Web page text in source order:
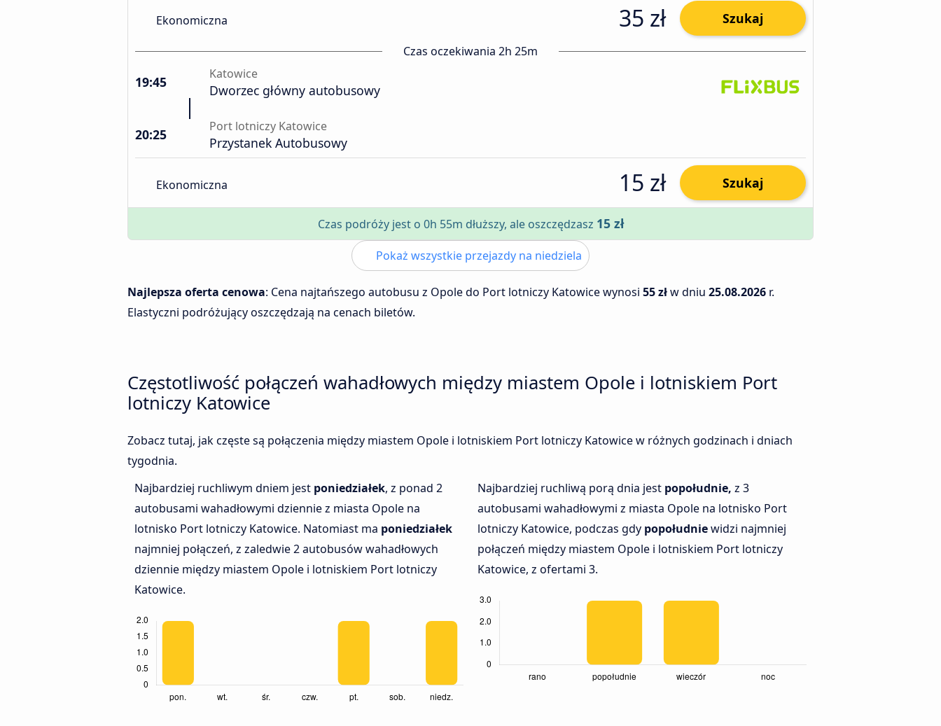
Ekonomiczna 35 zł Szukaj
Czas oczekiwania 2h 25m
19:45 Katowice
Dworzec główny autobusowy
20:25 Port lotniczy Katowice
Przystanek Autobusowy
Ekonomiczna 15 zł Szukaj
Czas podróży jest o 0h 55m dłuższy, ale oszczędzasz 15 zł
Pokaż wszystkie przejazdy na niedziela
Najlepsza oferta cenowa: Cena najtańszego autobusu z Opole do Port lotniczy Katowice wynosi 55 złw dniu 25.08.2026 r.
Elastyczni podróżujący oszczędzają na cenach biletów.
Częstotliwość połączeń wahadłowych między miastem Opole i lotniskiem Port
lotniczy Katowice
Zobacz tutaj, jak częste są połączenia między miastem Opole i lotniskiem Port lotniczy Katowice w różnych godzinach i dniach
tygodnia.
Najbardziej ruchliwym dniem jest poniedziałek, z ponad 2
autobusami wahadłowymi dziennie z miasta Opole na
lotnisko Port lotniczy Katowice. Natomiast ma poniedziałek
najmniej połączeń, z zaledwie 2 autobusów wahadłowych
dziennie między miastem Opole i lotniskiem Port lotniczy
Katowice.
Najbardziej ruchliwą porą dnia jest popołudnie, z 3
autobusami wahadłowymi z miasta Opole na lotnisko Port
lotniczy Katowice, podczas gdy popołudniewidzi najmniej
połączeń między miastem Opole i lotniskiem Port lotniczy
Katowice, z ofertami 3.